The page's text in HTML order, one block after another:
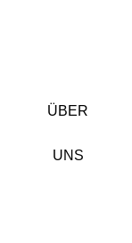
ÜBER
UNS